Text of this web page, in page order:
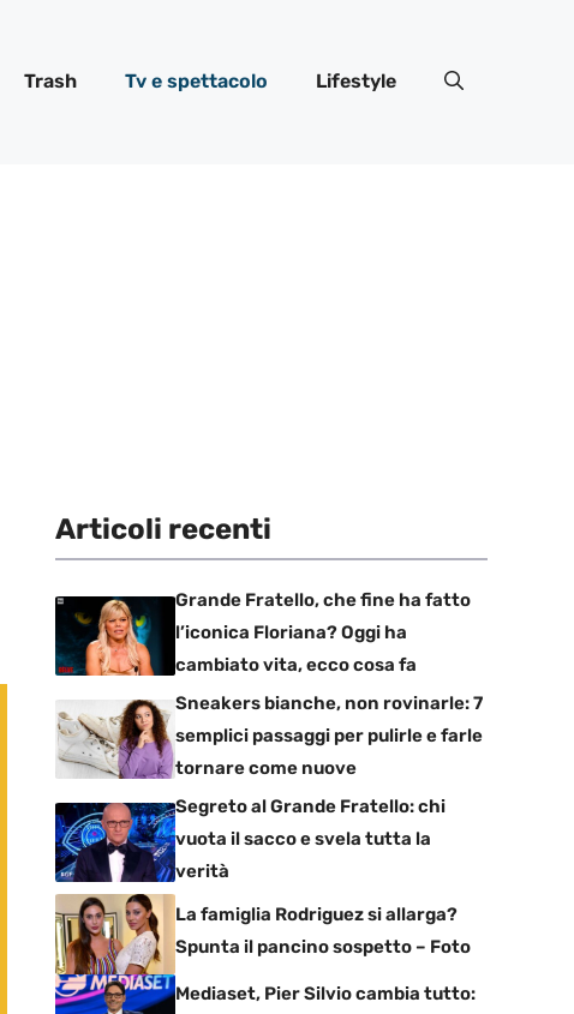
Trash Tv e spettacolo Lifestyle
Articoli recenti
Grande Fratello, che fine ha fatto
l’iconica Floriana? Oggi ha
cambiato vita, ecco cosa fa
Sneakers bianche, non rovinarle: 7
semplici passaggi per pulirle e farle
tornare come nuove
Segreto al Grande Fratello: chi
vuota il sacco e svela tutta la
verità
La famiglia Rodriguez si allarga?
Spunta il pancino sospetto – Foto
Mediaset, Pier Silvio cambia tutto: